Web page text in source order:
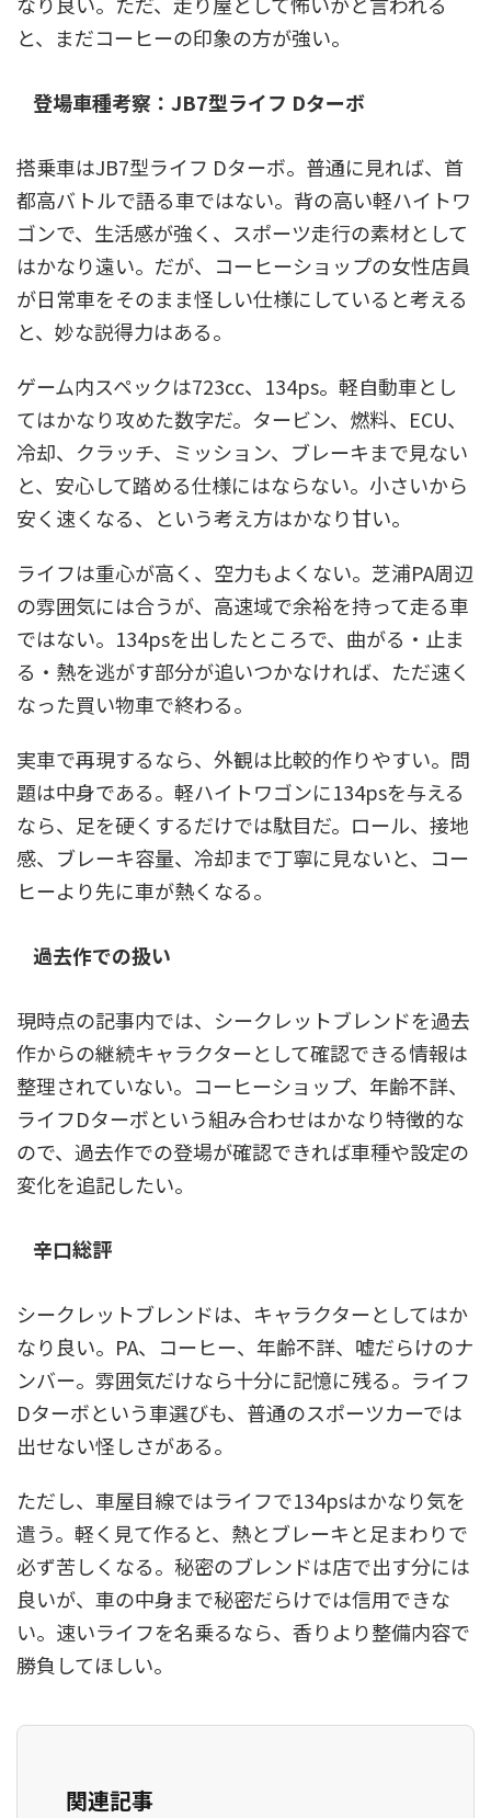
と、まだコーヒーの印象の方が強い。
登場車種考察：JB7型ライフ Dターボ
搭乗車はJB7型ライフ Dターボ。普通に見れば、首
都高バトルで語る車ではない。背の高い軽ハイトワ
ゴンで、生活感が強く、スポーツ走行の素材として
はかなり遠い。だが、コーヒーショップの女性店員
が日常車をそのまま怪しい仕様にしていると考える
と、妙な説得力はある。
ゲーム内スペックは723cc、134ps。軽自動車とし
てはかなり攻めた数字だ。タービン、燃料、ECU、
冷却、クラッチ、ミッション、ブレーキまで見ない
と、安心して踏める仕様にはならない。小さいから
安く速くなる、という考え方はかなり甘い。
ライフは重心が高く、空力もよくない。芝浦PA周辺
の雰囲気には合うが、高速域で余裕を持って走る車
ではない。134psを出したところで、曲がる・止ま
る・熱を逃がす部分が追いつかなければ、ただ速く
なった買い物車で終わる。
実車で再現するなら、外観は比較的作りやすい。問
題は中身である。軽ハイトワゴンに134psを与える
なら、足を硬くするだけでは駄目だ。ロール、接地
感、ブレーキ容量、冷却まで丁寧に見ないと、コー
ヒーより先に車が熱くなる。
過去作での扱い
現時点の記事内では、シークレットブレンドを過去
作からの継続キャラクターとして確認できる情報は
整理されていない。コーヒーショップ、年齢不詳、
ライフDターボという組み合わせはかなり特徴的な
ので、過去作での登場が確認できれば車種や設定の
変化を追記したい。
辛口総評
シークレットブレンドは、キャラクターとしてはか
なり良い。PA、コーヒー、年齢不詳、嘘だらけのナ
ンバー。雰囲気だけなら十分に記憶に残る。ライフ
Dターボという車選びも、普通のスポーツカーでは
出せない怪しさがある。
ただし、車屋目線ではライフで134psはかなり気を
遣う。軽く見て作ると、熱とブレーキと足まわりで
必ず苦しくなる。秘密のブレンドは店で出す分には
良いが、車の中身まで秘密だらけでは信用できな
い。速いライフを名乗るなら、香りより整備内容で
勝負してほしい。
関連記事